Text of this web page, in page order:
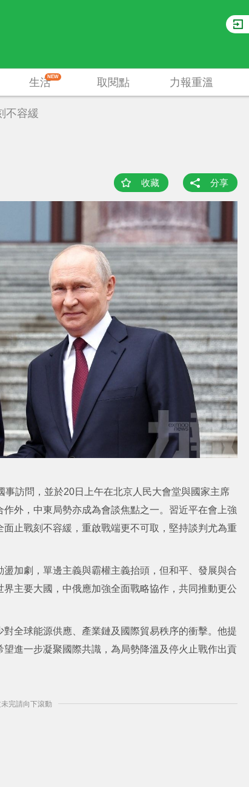
生活NEW 取閱點 力報重溫
不容緩
收藏 分享
訪問，並於20日上午在北京人民大會堂與國家主席
外，中東局勢亦成為會談焦點之一。習近平在會上強
止戰刻不容緩，重啟戰端更不可取，堅持談判尤為重
加劇，單邊主義與霸權主義抬頭，但和平、發展與合
主要大國，中俄應加強全面戰略協作，共同推動更公
全球能源供應、產業鏈及國際貿易秩序的衝擊。他提
進一步凝聚國際共識，為局勢降溫及停火止戰作出貢
未完請向下滾動